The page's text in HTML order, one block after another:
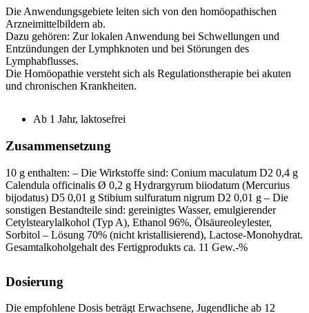
Die Anwendungsgebiete leiten sich von den homöopathischen
Arzneimittelbildern ab.
Dazu gehören: Zur lokalen Anwendung bei Schwellungen und
Entzündungen der Lymphknoten und bei Störungen des
Lymphabflusses.
Die Homöopathie versteht sich als Regulationstherapie bei akuten
und chronischen Krankheiten.
Ab 1 Jahr, laktosefrei
Zusammensetzung
10 g enthalten: – Die Wirkstoffe sind: Conium maculatum D2 0,4 g
Calendula officinalis Ø 0,2 g Hydrargyrum biiodatum (Mercurius
bijodatus) D5 0,01 g Stibium sulfuratum nigrum D2 0,01 g – Die
sonstigen Bestandteile sind: gereinigtes Wasser, emulgierender
Cetylstearylalkohol (Typ A), Ethanol 96%, Ölsäureoleylester,
Sorbitol – Lösung 70% (nicht kristallisierend), Lactose-Monohydrat.
Gesamtalkoholgehalt des Fertigprodukts ca. 11 Gew.-%
Dosierung
Die empfohlene Dosis beträgt Erwachsene, Jugendliche ab 12